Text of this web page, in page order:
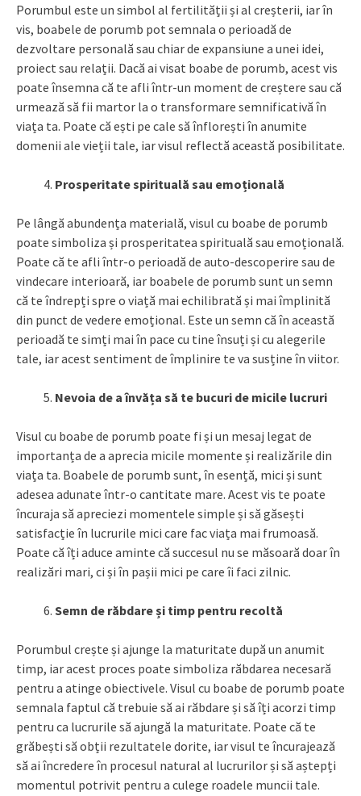
Porumbul este un simbol al fertilității și al creșterii, iar în
vis, boabele de porumb pot semnala o perioadă de
dezvoltare personală sau chiar de expansiune a unei idei,
proiect sau relații. Dacă ai visat boabe de porumb, acest vis
poate însemna că te afli într-un moment de creștere sau că
urmează să fii martor la o transformare semnificativă în
viața ta. Poate că ești pe cale să înflorești în anumite
domenii ale vieții tale, iar visul reflectă această posibilitate.
Prosperitate spirituală sau emoțională
Pe lângă abundența materială, visul cu boabe de porumb
poate simboliza și prosperitatea spirituală sau emoțională.
Poate că te afli într-o perioadă de auto-descoperire sau de
vindecare interioară, iar boabele de porumb sunt un semn
că te îndrepți spre o viață mai echilibrată și mai împlinită
din punct de vedere emoțional. Este un semn că în această
perioadă te simți mai în pace cu tine însuți și cu alegerile
tale, iar acest sentiment de împlinire te va susține în viitor.
Nevoia de a învăța să te bucuri de micile lucruri
Visul cu boabe de porumb poate fi și un mesaj legat de
importanța de a aprecia micile momente și realizările din
viața ta. Boabele de porumb sunt, în esență, mici și sunt
adesea adunate într-o cantitate mare. Acest vis te poate
încuraja să apreciezi momentele simple și să găsești
satisfacție în lucrurile mici care fac viața mai frumoasă.
Poate că îți aduce aminte că succesul nu se măsoară doar în
realizări mari, ci și în pașii mici pe care îi faci zilnic.
Semn de răbdare și timp pentru recoltă
Porumbul crește și ajunge la maturitate după un anumit
timp, iar acest proces poate simboliza răbdarea necesară
pentru a atinge obiectivele. Visul cu boabe de porumb poate
semnala faptul că trebuie să ai răbdare și să îți acorzi timp
pentru ca lucrurile să ajungă la maturitate. Poate că te
grăbești să obții rezultatele dorite, iar visul te încurajează
să ai încredere în procesul natural al lucrurilor și să aștepți
momentul potrivit pentru a culege roadele muncii tale.